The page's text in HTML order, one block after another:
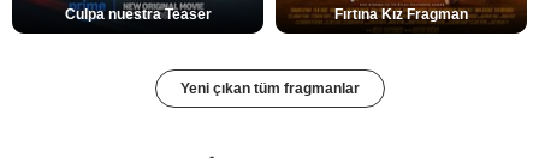
Culpa nuestra Teaser Fırtına Kız Fragman
Yeni çıkan tüm fragmanlar